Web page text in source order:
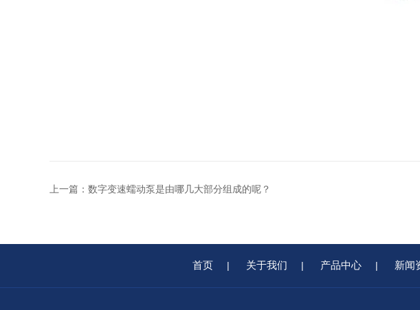
上一篇： 数字变速蠕动泵是由哪几大部分组成的呢？
首页 | 关于我们 | 产品中心 | 新闻